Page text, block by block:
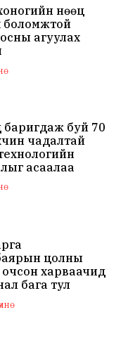
нөөц
боломжтой
агуулах
сар
орно
баригдаж буй 70
чадалтай
асаалаа
цолны
харваачид
бага тул
гэдгээ